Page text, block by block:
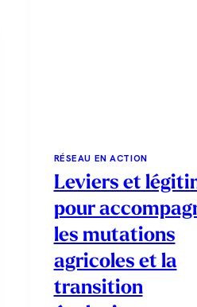
RÉSEAU EN ACTION
Leviers et
pour
les mutations
agricoles et la
transition